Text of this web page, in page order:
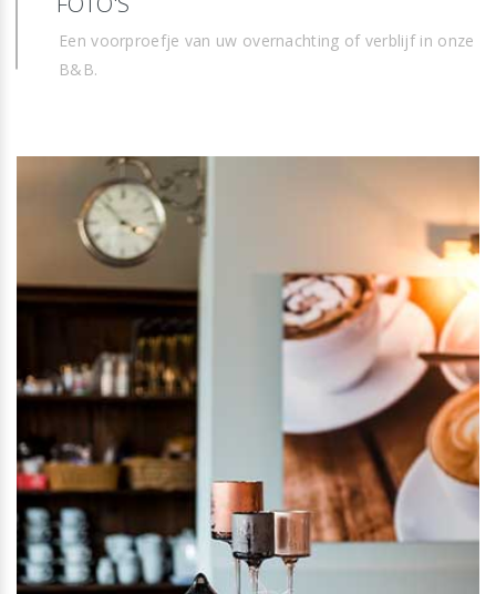
Een voorproefje van uw overnachting of verblijf in onze
B&B.